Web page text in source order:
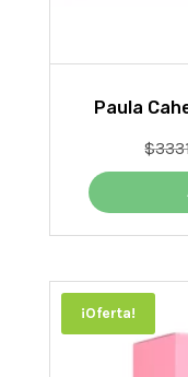
Paula
$
¡Oferta!